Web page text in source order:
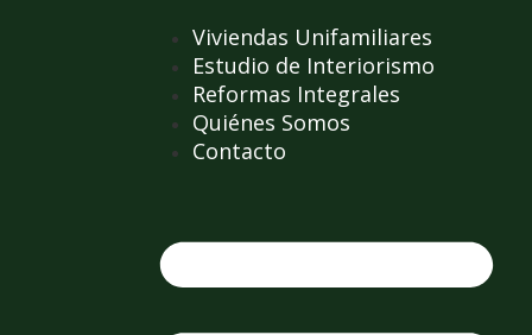
Viviendas Unifamiliares
Estudio de Interiorismo
Reformas Integrales
Quiénes Somos
Contacto